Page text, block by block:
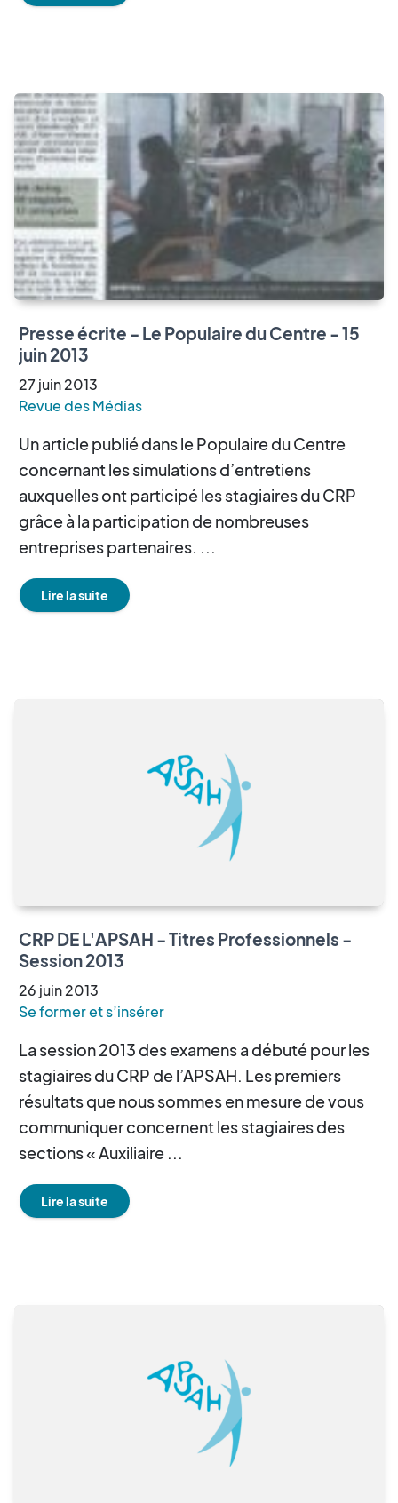
Presse écrite - Le Populaire du Centre - 15
juin 2013
27juin2013
Revue des Médias
Un article publié dans le Populaire du Centre
concernant les simulations d’entretiens
auxquelles ont participé les stagiaires du CRP
grâce à la participation de nombreuses
entreprises partenaires. ...
Lire la suite
CRP DE L'APSAH - Titres Professionnels -
Session 2013
26 juin2013
Se former et s’insérer
La session 2013 des examens a débuté pour les
stagiaires du CRP de l’APSAH. Les premiers
résultats que nous sommes en mesure de vous
communiquer concernent les stagiaires des
sections « Auxiliaire ...
Lire la suite